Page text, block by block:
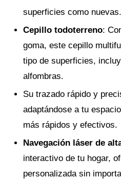
superficies como nuevas.
Cepillo todoterreno:
goma, este cepillo
tipo de superficies,
alfombras.
Su trazado rápido y
adaptándose a tu
más rápidos y efectivos.
Navegación láser de
interactivo de tu hogar,
personalizada sin